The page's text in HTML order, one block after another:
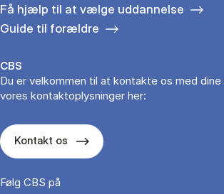
Få hjælp til at vælge uddannelse
Guide til forældre
CBS
Du er velkommen til at kontakte os med dine
vores kontaktoplysninger her:
Kontakt os
Følg CBS på